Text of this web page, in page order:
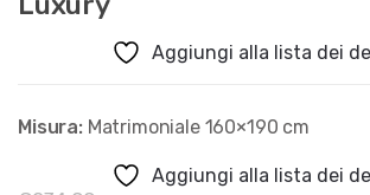
Aggiungi alla lista dei
Misura: Matrimoniale 160×190 cm
Aggiungi alla lista dei